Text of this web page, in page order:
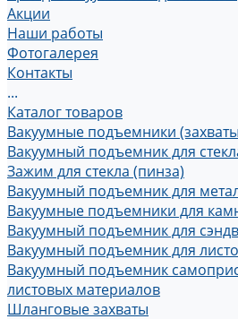
Акции
Наши работы
Фотогалерея
Контакты
...
Каталог товаров
Вакуумные подъемники
Вакуумный подъемник для
Зажим для стекла (пинза)
Вакуумный подъемник для
Вакуумные подъемники для
Вакуумный подъемник для
Вакуумный подъемник для
Вакуумный подъемник
листовых материалов
Шланговые захваты